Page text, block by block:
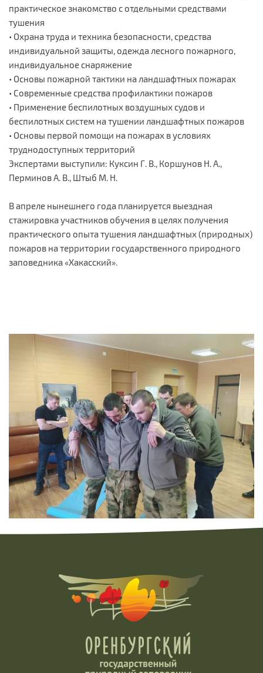
практическое знакомство с отдельными средствами
тушения
• Охрана труда и техника безопасности, средства
индивидуальной защиты, одежда лесного пожарного,
индивидуальное снаряжение
• Основы пожарной тактики на ландшафтных пожарах
• Современные средства профилактики пожаров
• Применение беспилотных воздушных судов и
беспилотных систем на тушении ландшафтных пожаров
• Основы первой помощи на пожарах в условиях
труднодоступных территорий
Экспертами выступили: Куксин Г. В., Коршунов Н. А.,
Перминов А. В., Штыб М. Н.
В апреле нынешнего года планируется выездная
стажировка участников обучения в целях получения
практического опыта тушения ландшафтных (природных)
пожаров на территории государственного природного
заповедника «Хакасский».